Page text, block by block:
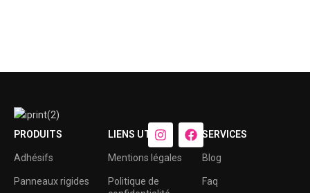
PRODUITS
Adhésifs
Panneaux rigides
LIENS UTILES
Mentions légales
Politique de
SERVICES
Blog
Faq